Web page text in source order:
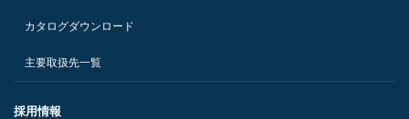
カタログダウンロード
主要取扱先一覧
採用情報